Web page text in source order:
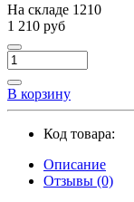
На складе 1210
1 210 руб
В корзину
Код товара:
Описание
Отзывы (0)